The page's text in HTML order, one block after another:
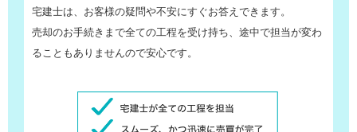
宅建士は、お客様の疑問や不安にすぐお答えできます。
売却のお手続きまで全ての工程を受け持ち、途中で担当が変わ
ることもありませんので安心です。